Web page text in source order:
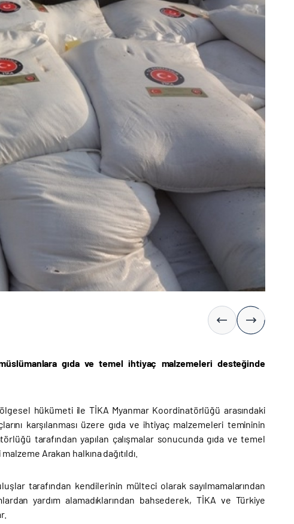
gıda ve temel ihtiyaç malzemeleri desteğinde
hükümeti ile TİKA Myanmar Koordinatörlüğü arasındaki
karşılanması üzere gıda ve ihtiyaç malzemeleri temininin
tarafından yapılan çalışmalar sonucunda gıda ve temel
Arakan halkına dağıtıldı.
tarafından kendilerinin mülteci olarak sayılmamalarından
yardım alamadıklarından bahsederek, TİKA ve Türkiye